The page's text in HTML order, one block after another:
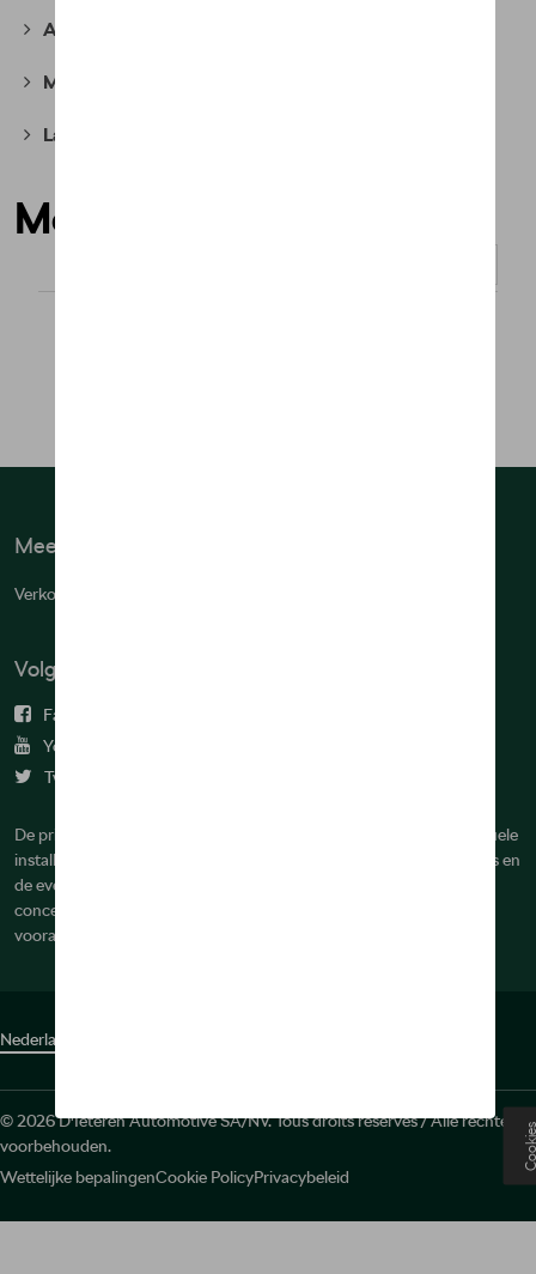
Adverteerelementen
Miniaturen
Laatste kans
Mondmaskers
Meer info
Verkoopsvoorwaarden
Volg ons
Facebook
Youtube
Twitter
De prijzen op deze site zijn adviesprijzen (incl. btw), exclusief eventuele
installatiekosten. Voor meer informatie over de actuele verkoopprijs en
de eventuele installatiekosten kunt u contact opnemen met uw
concessiehouder / agent. De adviesprijzen kunnen zonder
voorafgaande kennisgeving worden gewijzigd.
Nederlands
© 2026 D'Ieteren Automotive SA/NV. Tous droits réservés / Alle rechten
voorbehouden.
Wettelijke bepalingenCookie PolicyPrivacybeleid